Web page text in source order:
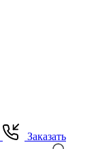
Заказать